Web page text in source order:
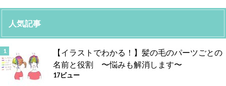
人気記事
【イラストでわかる！】髪の毛のパーツごとの
名前と役割 〜悩みも解消します〜
17ビュー